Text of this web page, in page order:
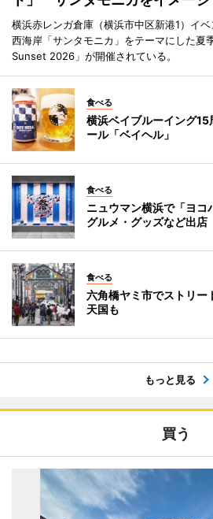
横浜赤レンガ倉庫（横浜市中区新港1）イ
西海岸「サンタモニカ」をテーマにした夏
Sunset 2026」が開催されている。
食べる
横浜ベイブルーイング
ール「ベイヘル」
食べる
ニュウマン横浜で「ヨ
グルメ・グッズなど出店
食べる
六角橋ヤミ市でストリ
天国も
もっと見る
買う